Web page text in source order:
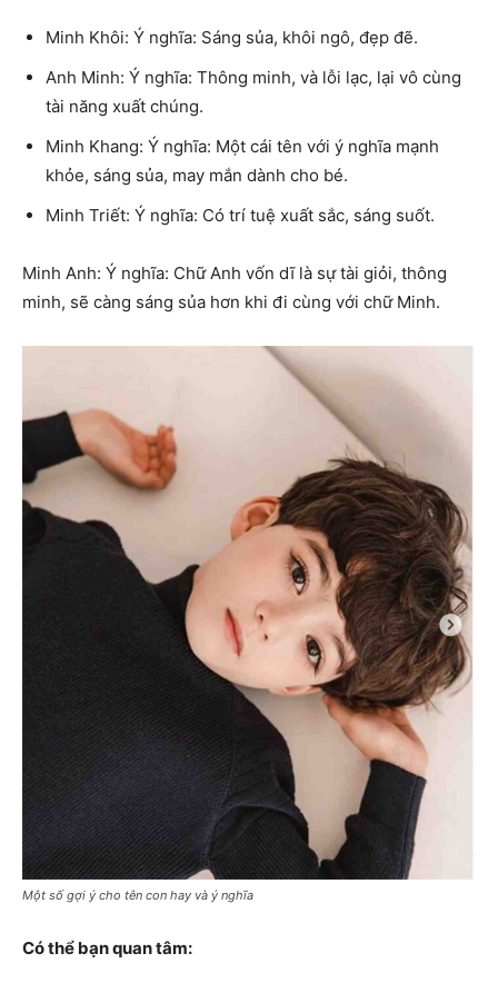
Minh Khôi: Ý nghĩa: Sáng sủa, khôi ngô, đẹp đẽ.
Anh Minh: Ý nghĩa: Thông minh, và lỗi lạc, lại vô cùng
tài năng xuất chúng.
Minh Khang: Ý nghĩa: Một cái tên với ý nghĩa mạnh
khỏe, sáng sủa, may mắn dành cho bé.
Minh Triết: Ý nghĩa: Có trí tuệ xuất sắc, sáng suốt.
Minh Anh: Ý nghĩa: Chữ Anh vốn dĩ là sự tài giỏi, thông
minh, sẽ càng sáng sủa hơn khi đi cùng với chữ Minh.
Một số gợi ý cho tên con hay và ý nghĩa
Có thể bạn quan tâm: